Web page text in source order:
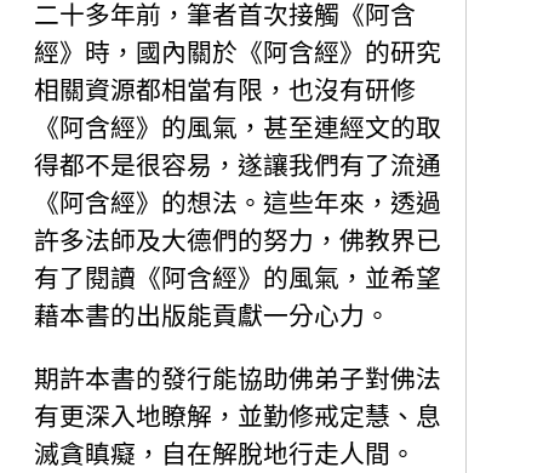
二十多年前，筆者首次接觸《阿含
經》時，國內關於《阿含經》的研究
相關資源都相當有限，也沒有研修
《阿含經》的風氣，甚至連經文的取
得都不是很容易，遂讓我們有了流通
《阿含經》的想法。這些年來，透過
許多法師及大德們的努力，佛教界已
有了閱讀《阿含經》的風氣，並希望
藉本書的出版能貢獻一分心力。
期許本書的發行能協助佛弟子對佛法
有更深入地瞭解，並勤修戒定慧、息
滅貪瞋癡，自在解脫地行走人間。